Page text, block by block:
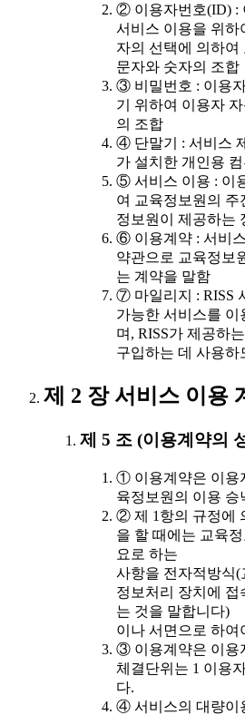
② 이용자번호(ID) :
서비스 이용을 위하
자의 선택에 의하여
문자와 숫자의 조합
③ 비밀번호 : 이용
기 위하여 이용자
의 조합
④ 단말기 : 서비스
가 설치한 개인용
⑤ 서비스 이용 : 이
여 교육정보원의 주
정보원이 제공하는
⑥ 이용계약 : 서비
약관으로 교육정보
는 계약을 말함
⑦ 마일리지 : RISS
가능한 서비스를 이
며, RISS가 제공하
구입하는 데 사용하
제 2 장 서비스 이용
제 5 조 (이용계약의
① 이용계약은 이용
육정보원의 이용 승
② 제 1항의 규정에
을 할 때에는 교육
요로 하는
사항을 전자적방식
정보처리 장치에
는 것을 말합니다)
이나 서면으로 하여
③ 이용계약은 이용
체결단위는 1 이용
다.
④ 서비스의 대량이